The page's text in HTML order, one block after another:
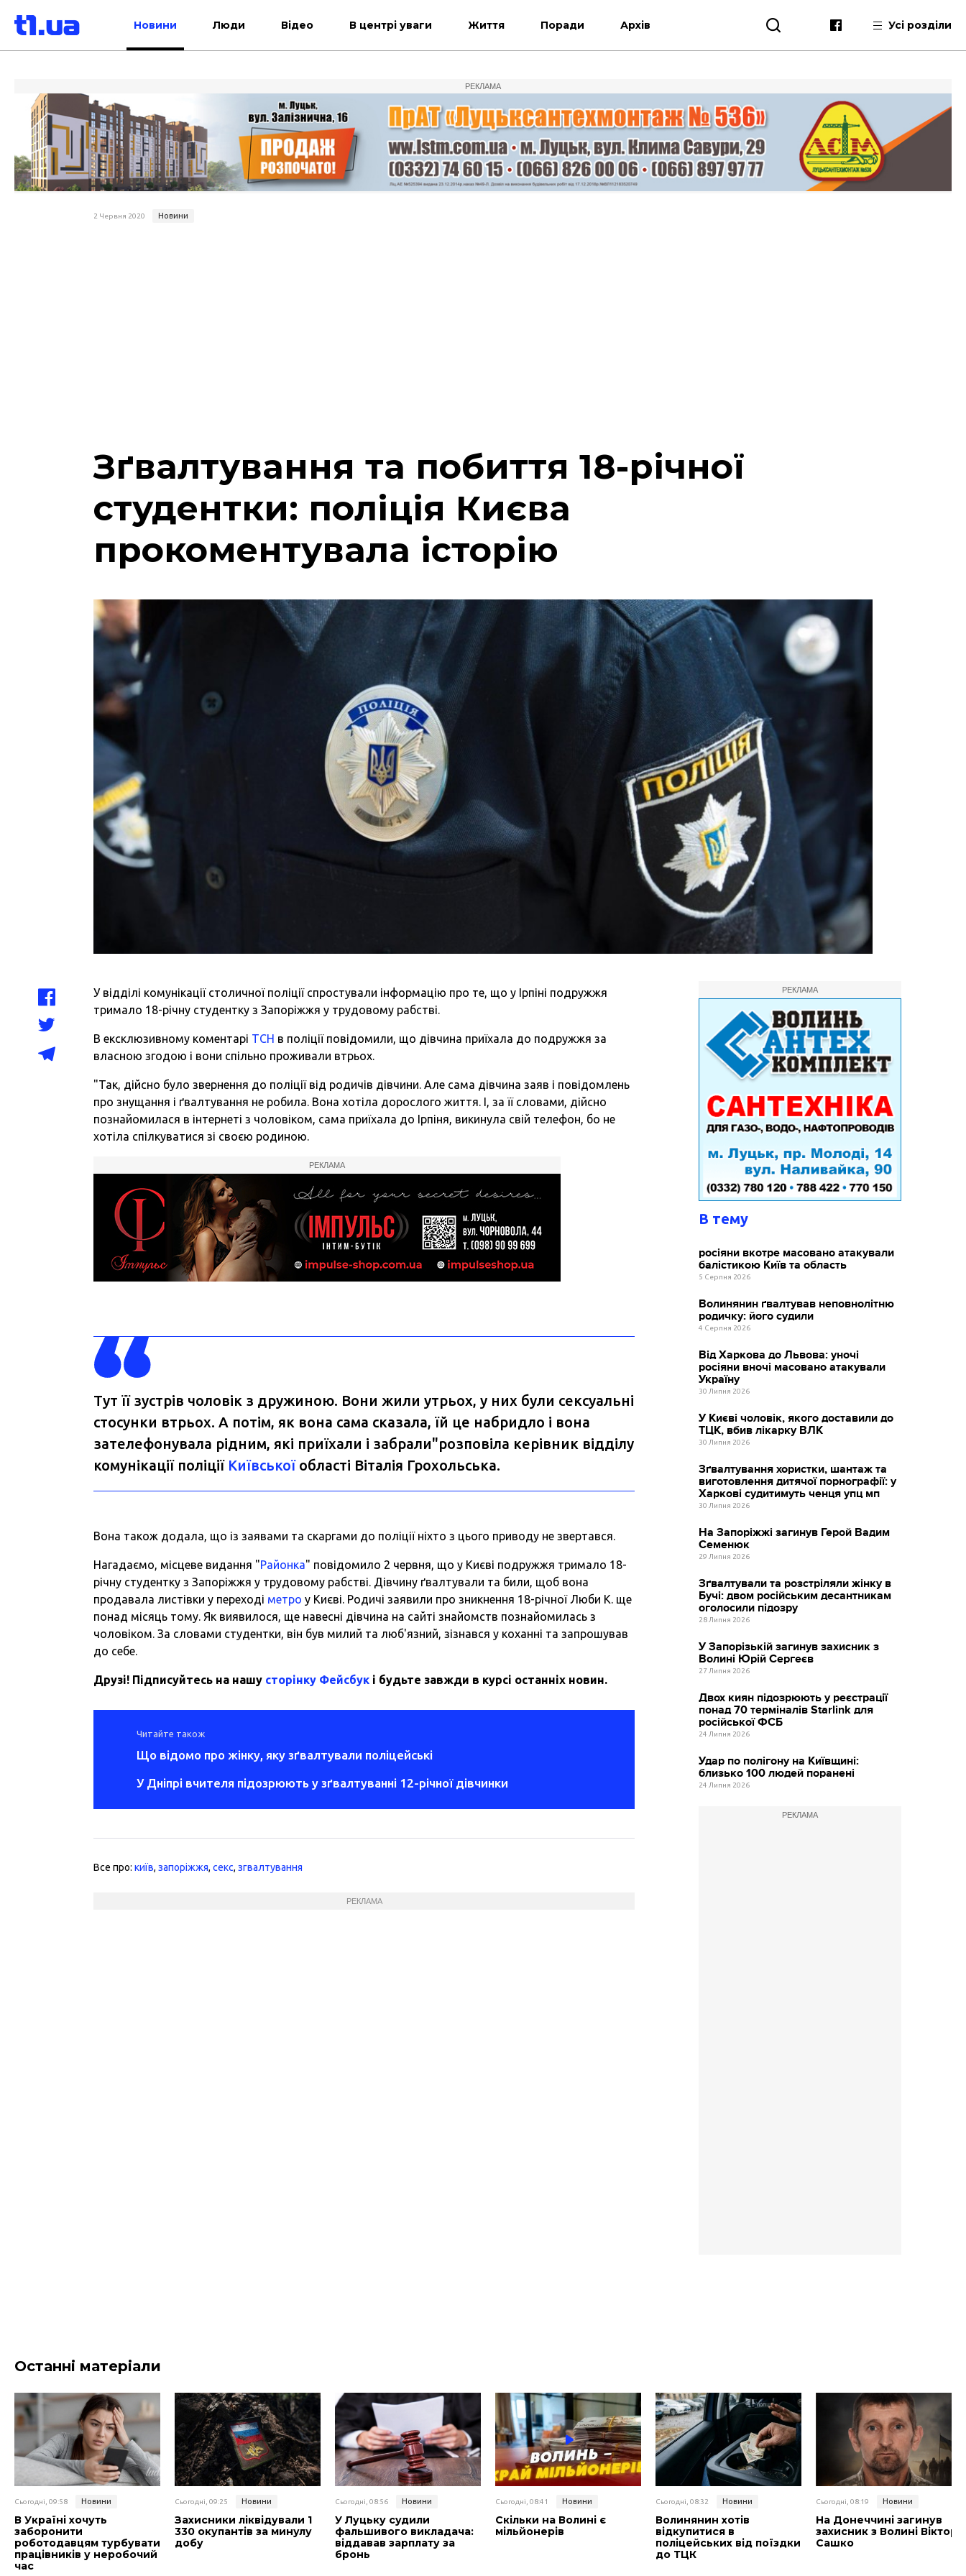
Новини Люди Відео В центрі уваги Життя Поради Архів Усі розділи
РЕКЛАМА
2 Червня 2020 Новини
Зґвалтування та побиття 18-річної
студентки: поліція Києва
прокоментувала історію
У відділі комунікації столичної поліції спростували інформацію про те, що у Ірпіні подружжя
тримало 18-річну студентку з Запоріжжя у трудовому рабстві.
В ексклюзивному коментарі ТСН в поліції повідомили, що дівчина приїхала до подружжя за
власною згодою і вони спільно проживали втрьох.
"Так, дійсно було звернення до поліції від родичів дівчини. Але сама дівчина заяв і повідомлень
про знущання і ґвалтування не робила. Вона хотіла дорослого життя. І, за її словами, дійсно
познайомилася в інтернеті з чоловіком, сама приїхала до Ірпіня, викинула свій телефон, бо не
хотіла спілкуватися зі своєю родиною.
РЕКЛАМА
Тут її зустрів чоловік з дружиною. Вони жили утрьох, у них були сексуальні
стосунки втрьох. А потім, як вона сама сказала, їй це набридло і вона
зателефонувала рідним, які приїхали і забрали"розповіла керівник відділу
комунікації поліції Київськоїобласті Віталія Грохольська.
Вона також додала, що із заявами та скаргами до поліції ніхто з цього приводу не звертався.
Нагадаємо, місцеве видання "Районка" повідомило 2 червня, що у Києві подружжя тримало 18-
річну студентку з Запоріжжя у трудовому рабстві. Дівчину ґвалтували та били, щоб вона
продавала листівки у переході метро у Києві. Родичі заявили про зникнення 18-річної Люби К. ще
понад місяць тому. Як виявилося, ще навесні дівчина на сайті знайомств познайомилась з
чоловіком. За словами студентки, він був милий та люб'язний, зізнався у коханні та запрошував
до себе.
Друзі! Підписуйтесь на нашу сторінку Фейсбук і будьте завжди в курсі останніх новин.
Читайте також
Що відомо про жінку, яку зґвалтували поліцейські
У Дніпрі вчителя підозрюють у зґвалтуванні 12-річної дівчинки
Все про:київ,запоріжжя,секс,згвалтування
РЕКЛАМА
РЕКЛАМА
В тему
росіяни вкотре масовано атакували
балістикою Київ та область
5 Серпня 2026
Волинянин ґвалтував неповнолітню
родичку: його судили
4 Серпня 2026
Від Харкова до Львова: уночі
росіяни вночі масовано атакували
Україну
30 Липня 2026
У Києві чоловік, якого доставили до
ТЦК, вбив лікарку ВЛК
30 Липня 2026
Зґвалтування хористки, шантаж та
виготовлення дитячої порнографії: у
Харкові судитимуть ченця упц мп
30 Липня 2026
На Запоріжжі загинув Герой Вадим
Семенюк
29 Липня 2026
Зґвалтували та розстріляли жінку в
Бучі: двом російським десантникам
оголосили підозру
28 Липня 2026
У Запорізькій загинув захисник з
Волині Юрій Сергеєв
27 Липня 2026
Двох киян підозрюють у реєстрації
понад 70 терміналів Starlink для
російської ФСБ
24 Липня 2026
Удар по полігону на Київщині:
близько 100 людей поранені
24 Липня 2026
РЕКЛАМА
Останні матеріали
Сьогодні, 09:58 Новини
В Україні хочуть
заборонити
роботодавцям турбувати
працівників у неробочий
час
Сьогодні, 09:25 Новини
Захисники ліквідували 1
330 окупантів за минулу
добу
Сьогодні, 08:56 Новини
У Луцьку судили
фальшивого викладача:
віддавав зарплату за
бронь
Сьогодні, 08:41 Новини
Скільки на Волині є
мільйонерів
Сьогодні, 08:32 Новини
Волинянин хотів
відкупитися в
поліцейських від поїздки
до ТЦК
Сьогодні, 08:19 Новини
На Донеччині загинув
захисник з Волині Віктор
Сашко